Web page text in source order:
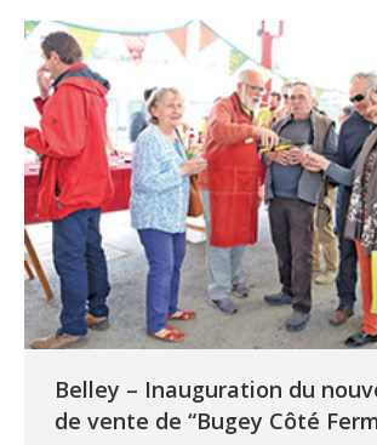
Belley – Inauguration du
de vente de “Bugey Côté